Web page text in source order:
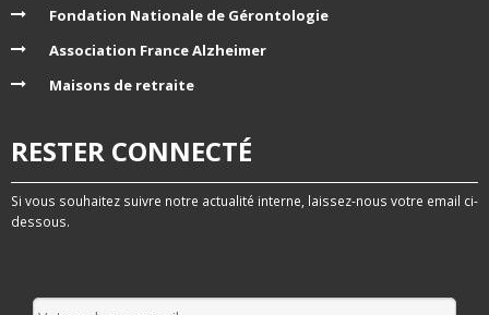
Fondation Nationale de Gérontologie
Association France Alzheimer
Maisons de retraite
RESTER CONNECTÉ
Si vous souhaitez suivre notre actualité interne, laissez-nous votre email ci-
dessous.